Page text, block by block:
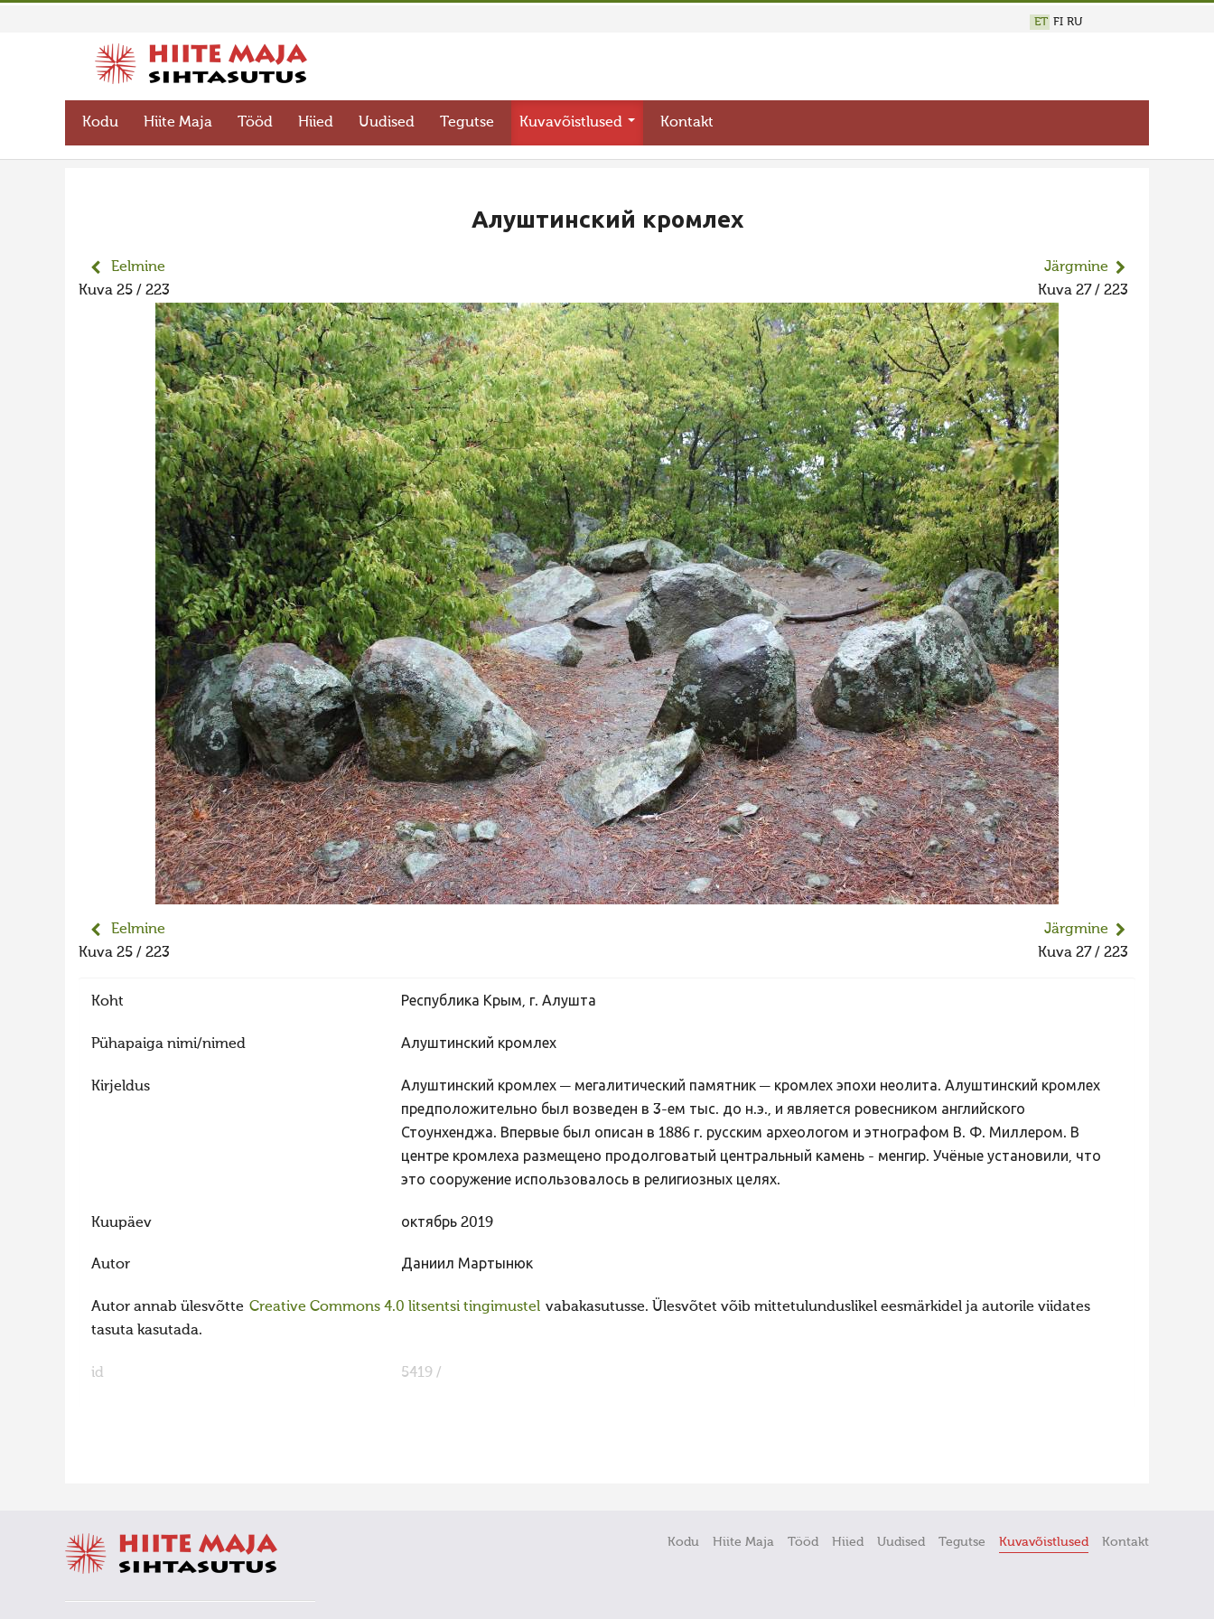
ET FI RU
Kodu Hiite Maja Tööd Hiied Uudised Tegutse Kuvavõistlused Kontakt
Алуштинский кромлех
Eelmine
Kuva 25 / 223
Järgmine
Kuva 27 / 223
Eelmine
Kuva 25 / 223
Järgmine
Kuva 27 / 223
Koht Республика Крым, г. Алушта
Pühapaiga nimi/nimed Алуштинский кромлех
Kirjeldus
Алуштинский кромлех — мегалитический памятник — кромлех эпохи неолита. Алуштинский кромлех
предположительно был возведен в 3-ем тыс. до н.э., и является ровесником английского
Стоунхенджа. Впервые был описан в 1886 г. русским археологом и этнографом В. Ф. Миллером. В
центре кромлеха размещено продолговатый центральный камень - менгир. Учёные установили, что
это сооружение использовалось в религиозных целях.
Kuupäev октябрь 2019
Autor Даниил Мартынюк
Autor annab ülesvõtte Creative Commons 4.0 litsentsi tingimustel vabakasutusse. Ülesvõtet võib mittetulunduslikel eesmärkidel ja autorile viidates
tasuta kasutada.
id 5419 /
Kodu Hiite Maja Tööd Hiied Uudised Tegutse Kuvavõistlused Kontakt